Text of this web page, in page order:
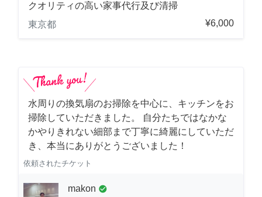
クオリティの高い家事代行及び清掃
東京都
¥6,000
水周りの換気扇のお掃除を中心に、キッチンをお
掃除していただきました。 自分たちではなかな
かやりきれない細部まで丁寧に綺麗にしていただ
き、本当にありがとうございました！
依頼されたチケット
makon check_circle